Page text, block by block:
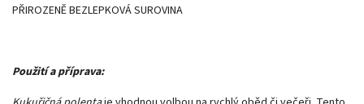
PŘIROZENĚ BEZLEPKOVÁ SUROVINA
Použití a příprava: